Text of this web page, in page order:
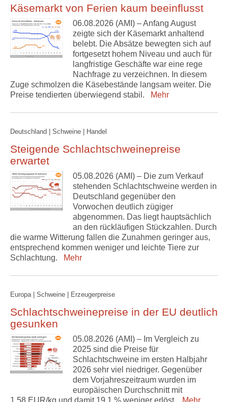
Käsemarkt von Ferien kaum beeinflusst
06.08.2026 (AMI) – Anfang August
zeigte sich der Käsemarkt anhaltend
belebt. Die Absätze bewegten sich auf
fortgesetzt hohem Niveau und auch für
langfristige Geschäfte war eine rege
Nachfrage zu verzeichnen. In diesem
Zuge schmolzen die Käsebestände langsam weiter. Die
Preise tendierten überwiegend stabil.
Mehr
Deutschland | Schweine | Handel
Steigende Schlachtschweinepreise
erwartet
05.08.2026 (AMI) – Die zum Verkauf
stehenden Schlachtschweine werden in
Deutschland gegenüber den
Vorwochen deutlich zügiger
abgenommen. Das liegt hauptsächlich
an den rückläufigen Stückzahlen. Durch
die warme Witterung fallen die Zunahmen geringer aus,
entsprechend kommen weniger und leichte Tiere zur
Schlachtung.
Mehr
Europa | Schweine | Erzeugerpreise
Schlachtschweinepreise in der EU deutlich
gesunken
05.08.2026 (AMI) – Im Vergleich zu
2025 sind die Preise für
Schlachtschweine im ersten Halbjahr
2026 sehr viel niedriger. Gegenüber
dem Vorjahreszeitraum wurden im
europäischen Durchschnitt mit